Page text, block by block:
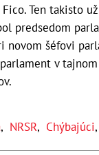
Fico. Ten takisto
predsedom
šéfovi
v
, NRSR, Chýbajúci,